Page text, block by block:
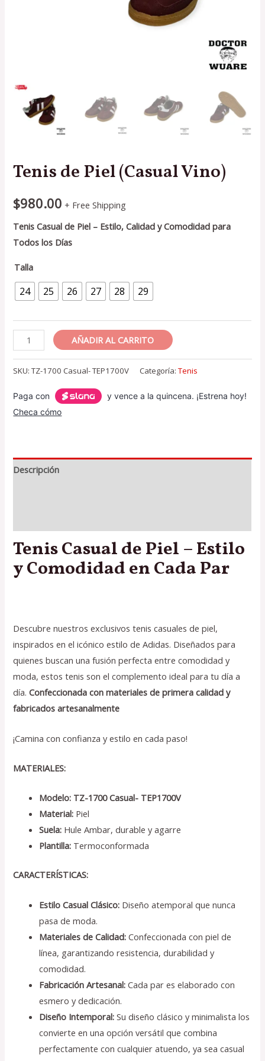
Tenis de Piel (Casual Vino)
$980.00 + Free Shipping
Tenis Casual de Piel – Estilo, Calidad y Comodidad para
Todos los Días
Talla
24 25 26 27 28 29
Tenis
de
Piel
Vino)
cantidad
AÑADIR AL CARRITO
SKU:TZ-1700 Casual- TEP1700V Categoría:Tenis
Paga con
y vence a la quincena. ¡Estrena hoy!
Checa cómo
Descripción
Tenis Casual de Piel – Estilo
y Comodidad en Cada Par
Descubre nuestros exclusivos tenis casuales de piel,
inspirados en el icónico estilo de Adidas. Diseñados para
quienes buscan una fusión perfecta entre comodidad y
moda, estos tenis son el complemento ideal para tu día a
día.Confeccionada con materiales de primera calidad y
fabricados artesanalmente
¡Camina con confianza y estilo en cada paso!
MATERIALES:
Modelo: TZ-1700 Casual- TEP1700V
Material: Piel
Suela: Hule Ambar, durable y agarre
Plantilla: Termoconformada
CARACTERÍSTICAS:
Estilo Casual Clásico: Diseño atemporal que nunca
pasa de moda.
Materiales de Calidad:Confeccionada con piel de
línea, garantizando resistencia, durabilidad y
comodidad.
Fabricación Artesanal: Cada par es elaborado con
esmero y dedicación.
Diseño Intemporal: Su diseño clásico y minimalista los
convierte en una opción versátil que combina
perfectamente con cualquier atuendo, ya sea casual